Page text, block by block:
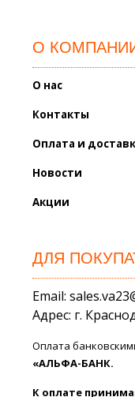
О
О нас
Контакты
Оплата и
Новости
Акции
ДЛЯ
Email:
Адрес: г.
Оплата
«АЛЬФА-БАНК.
К оплате